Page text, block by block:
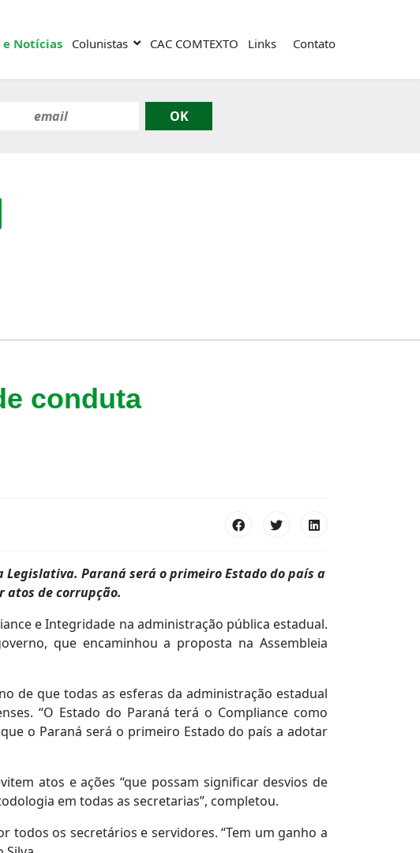
Notícias Colunistas CAC COMTEXTO Links Contato
conduta
Paraná será o primeiro Estado do país a
atos de corrupção.
e Integridade na administração pública estadual.
que encaminhou a proposta na Assembleia
de que todas as esferas da administração estadual
“O Estado do Paraná terá o Compliance como
o Paraná será o primeiro Estado do país a adotar
atos e ações “que possam significar desvios de
em todas as secretarias”, completou.
todos os secretários e servidores. “Tem um ganho a